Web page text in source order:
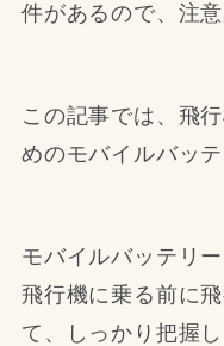
件があるので、注意
この記事では、飛
めのモバイルバッ
モバイルバッテリ
飛行機に乗る前に
て、しっかり把握